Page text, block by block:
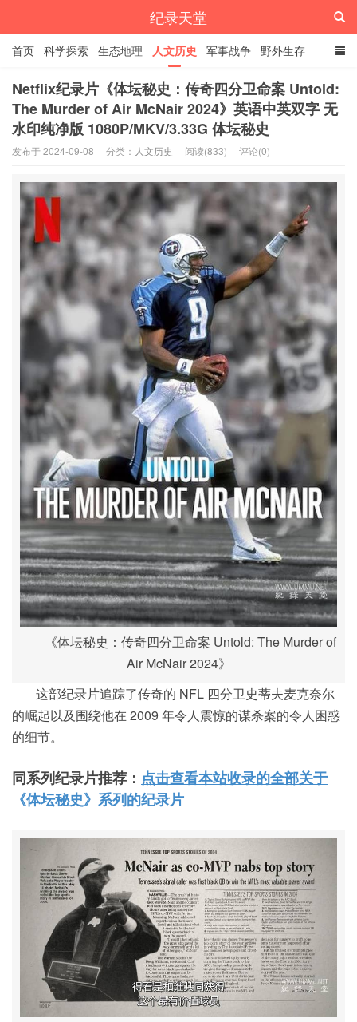
纪录天堂
首页 科学探索 生态地理 人文历史 军事战争 野外生存
经典纪录 4K纪录片 精品资源
Netflix纪录片《体坛秘史：传奇四分卫命案 Untold:
The Murder of Air McNair 2024》英语中英双字 无
水印纯净版 1080P/MKV/3.33G 体坛秘史
发布于 2024-09-08 分类： 人文历史 阅读(833) 评论(0)
《体坛秘史：传奇四分卫命案 Untold: The Murder of
Air McNair 2024》
这部纪录片追踪了传奇的 NFL 四分卫史蒂夫麦克奈尔
的崛起以及围绕他在 2009 年令人震惊的谋杀案的令人困惑
的细节。
同系列纪录片推荐： 点击查看本站收录的全部关于
《体坛秘史》系列的纪录片